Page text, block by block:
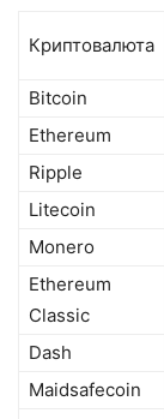
Криптовалюта
Bitcoin
Ethereum
Ripple
Litecoin
Monero
Ethereum
Classic
Dash
Maidsafecoin